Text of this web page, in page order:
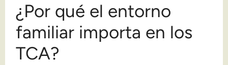
¿Por qué el entorno
familiar importa en los
TCA?